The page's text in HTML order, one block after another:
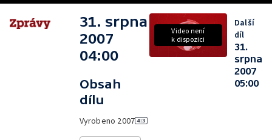
31. srpna
2007
04:00
Obsah
dílu
Vyrobeno 2007
Video není
k dispozici
Další
díl
31.
srpna
2007
05:00